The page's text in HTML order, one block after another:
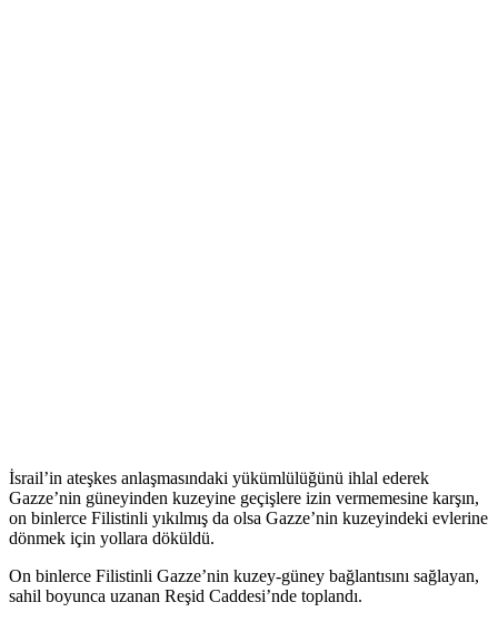
İsrail’in ateşkes anlaşmasındaki yükümlülüğünü ihlal ederek
Gazze’nin güneyinden kuzeyine geçişlere izin vermemesine karşın,
on binlerce Filistinli yıkılmış da olsa Gazze’nin kuzeyindeki evlerine
dönmek için yollara döküldü.
On binlerce Filistinli Gazze’nin kuzey-güney bağlantısını sağlayan,
sahil boyunca uzanan Reşid Caddesi’nde toplandı.